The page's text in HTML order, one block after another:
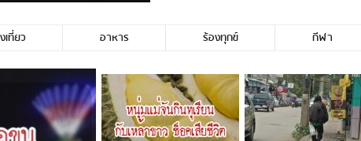
ชนชาวเชียงร […]
เที่ยว อาหาร ร้องทุกข์ กีฬา